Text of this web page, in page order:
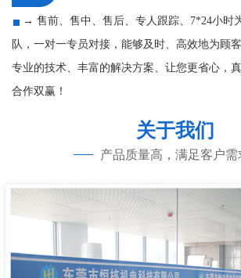
→ 售前、售中、售后、专人跟踪、7*24小时
队，一对一专员对接，能够及时、高效地为顾
专业的技术、丰富的解决方案、让您更省心，
合作双赢！
关于我们
产品质量高，满足客户需